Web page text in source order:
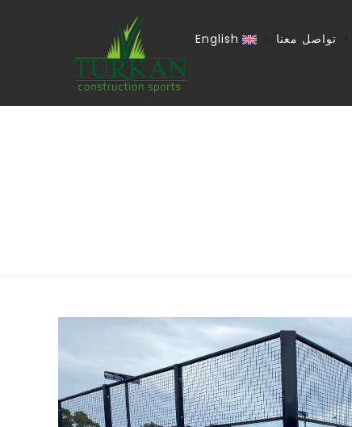
تواصل معنا English